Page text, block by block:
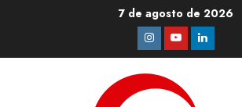
7 de agosto de 2026
Instagram
YoutubeLinkedin